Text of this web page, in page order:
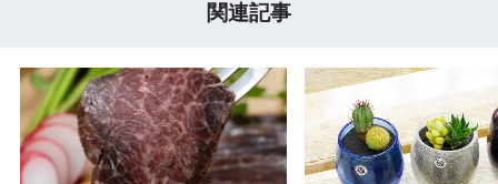
関連記事